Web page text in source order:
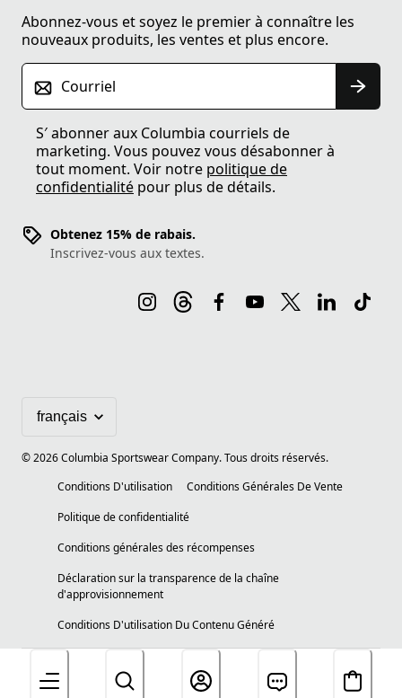
Abonnez-vous et soyez le premier à connaître les
nouveaux produits, les ventes et plus encore.
Courriel
S′ abonner aux Columbia courriels de
marketing. Vous pouvez vous désabonner à
tout moment. Voir notre politique de
confidentialité pour plus de détails.
Obtenez 15% de rabais.
Inscrivez-vous aux textes.
©2026Columbia Sportswear Company. Tous droits réservés.
Conditions D'utilisation
Conditions Générales De Vente
Politique de confidentialité
Conditions générales des récompenses
Déclaration sur la transparence de la chaîne
d'approvisionnement
Conditions D'utilisation Du Contenu Généré